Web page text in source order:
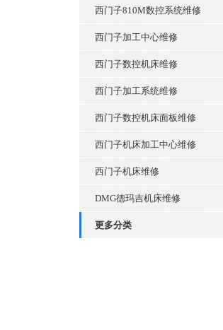
西门子810M数控系统维修
西门子加工中心维修
西门子数控机床维修
西门子加工系统维修
西门子数控机床面板维修
西门子机床加工中心维修
西门子机床维修
DMG德玛吉机床维修
更多分类